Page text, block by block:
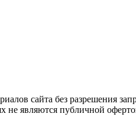
сайта без разрешения
не являются публичной